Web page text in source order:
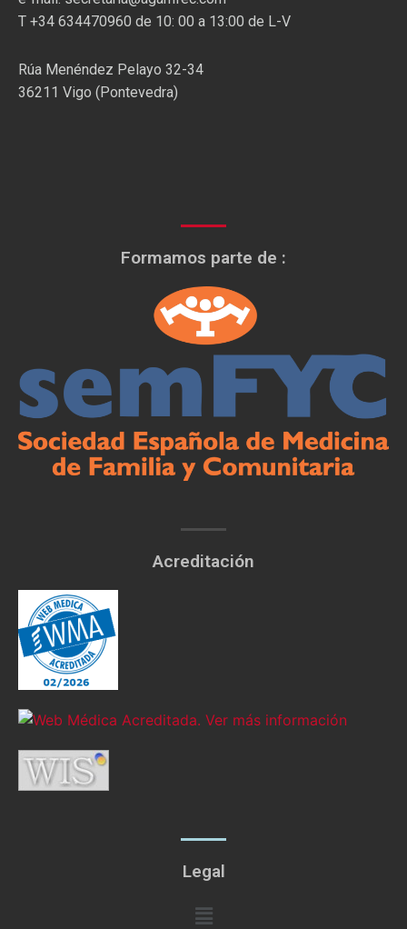
T +34 634470960 de 10: 00 a 13:00 de L-V
Rúa Menéndez Pelayo 32-34
36211 Vigo (Pontevedra)
Formamos parte de :
Acreditación
Legal
Menú